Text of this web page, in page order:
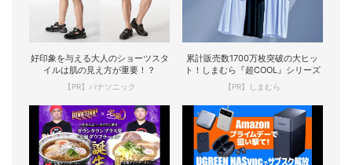
好印象を与える大人のショーツスタ
イルは肌の見え方が重要！？
【PR】パナソニック
累計販売数1700万枚突破の大ヒッ
ト！しまむら『超COOL』シリーズ
【PR】しまむら